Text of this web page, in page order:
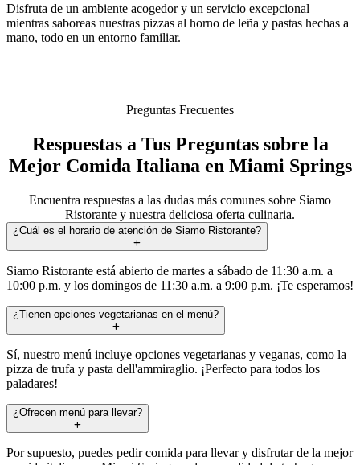
Disfruta de un ambiente acogedor y un servicio excepcional
mientras saboreas nuestras pizzas al horno de leña y pastas hechas a
mano, todo en un entorno familiar.
Preguntas Frecuentes
Respuestas a Tus Preguntas sobre la
Mejor Comida Italiana en Miami Springs
Encuentra respuestas a las dudas más comunes sobre Siamo
Ristorante y nuestra deliciosa oferta culinaria.
¿Cuál es el horario de atención de Siamo Ristorante?
Siamo Ristorante está abierto de martes a sábado de 11:30 a.m. a
10:00 p.m. y los domingos de 11:30 a.m. a 9:00 p.m. ¡Te esperamos!
¿Tienen opciones vegetarianas en el menú?
Sí, nuestro menú incluye opciones vegetarianas y veganas, como la
pizza de trufa y pasta dell'ammiraglio. ¡Perfecto para todos los
paladares!
¿Ofrecen menú para llevar?
Por supuesto, puedes pedir comida para llevar y disfrutar de la mejor